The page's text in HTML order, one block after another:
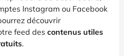
Instagram ou Facebook
découvrir
feed des contenus utiles
.